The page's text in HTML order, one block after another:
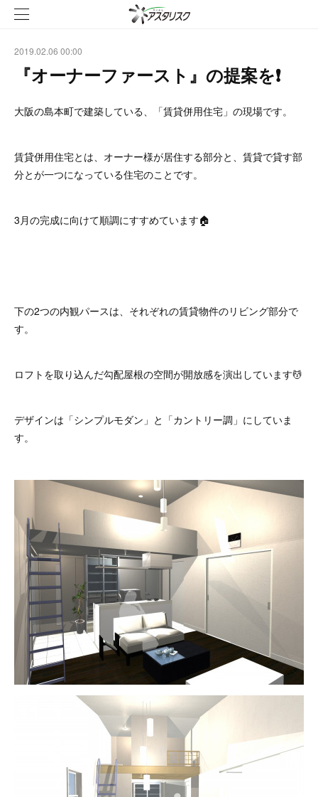
2019.02.06 00:00
『オーナーファースト』の提案を❗
大阪の島本町で建築している、「賃貸併用住宅」の現場です。
賃貸併用住宅とは、オーナー様が居住する部分と、賃貸で貸す部
分とが一つになっている住宅のことです。
3月の完成に向けて順調にすすめています🏠
下の2つの内観パースは、それぞれの賃貸物件のリビング部分で
す。
ロフトを取り込んだ勾配屋根の空間が開放感を演出しています💆
デザインは「シンプルモダン」と「カントリー調」にしていま
す。